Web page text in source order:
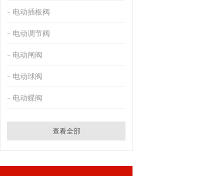
电动插板阀
电动调节阀
电动闸阀
电动球阀
电动蝶阀
查看全部